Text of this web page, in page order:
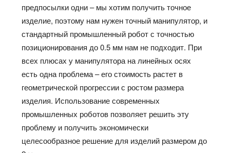
предпосылки одни – мы хотим получить точное
изделие, поэтому нам нужен точный манипулятор, и
стандартный промышленный робот с точностью
позиционирования до 0.5 мм нам не подходит. При
всех плюсах у манипулятора на линейных осях
есть одна проблема – его стоимость растет в
геометрической прогрессии с ростом размера
изделия. Использование современных
промышленных роботов позволяет решить эту
проблему и получить экономически
целесообразное решение для изделий размером до